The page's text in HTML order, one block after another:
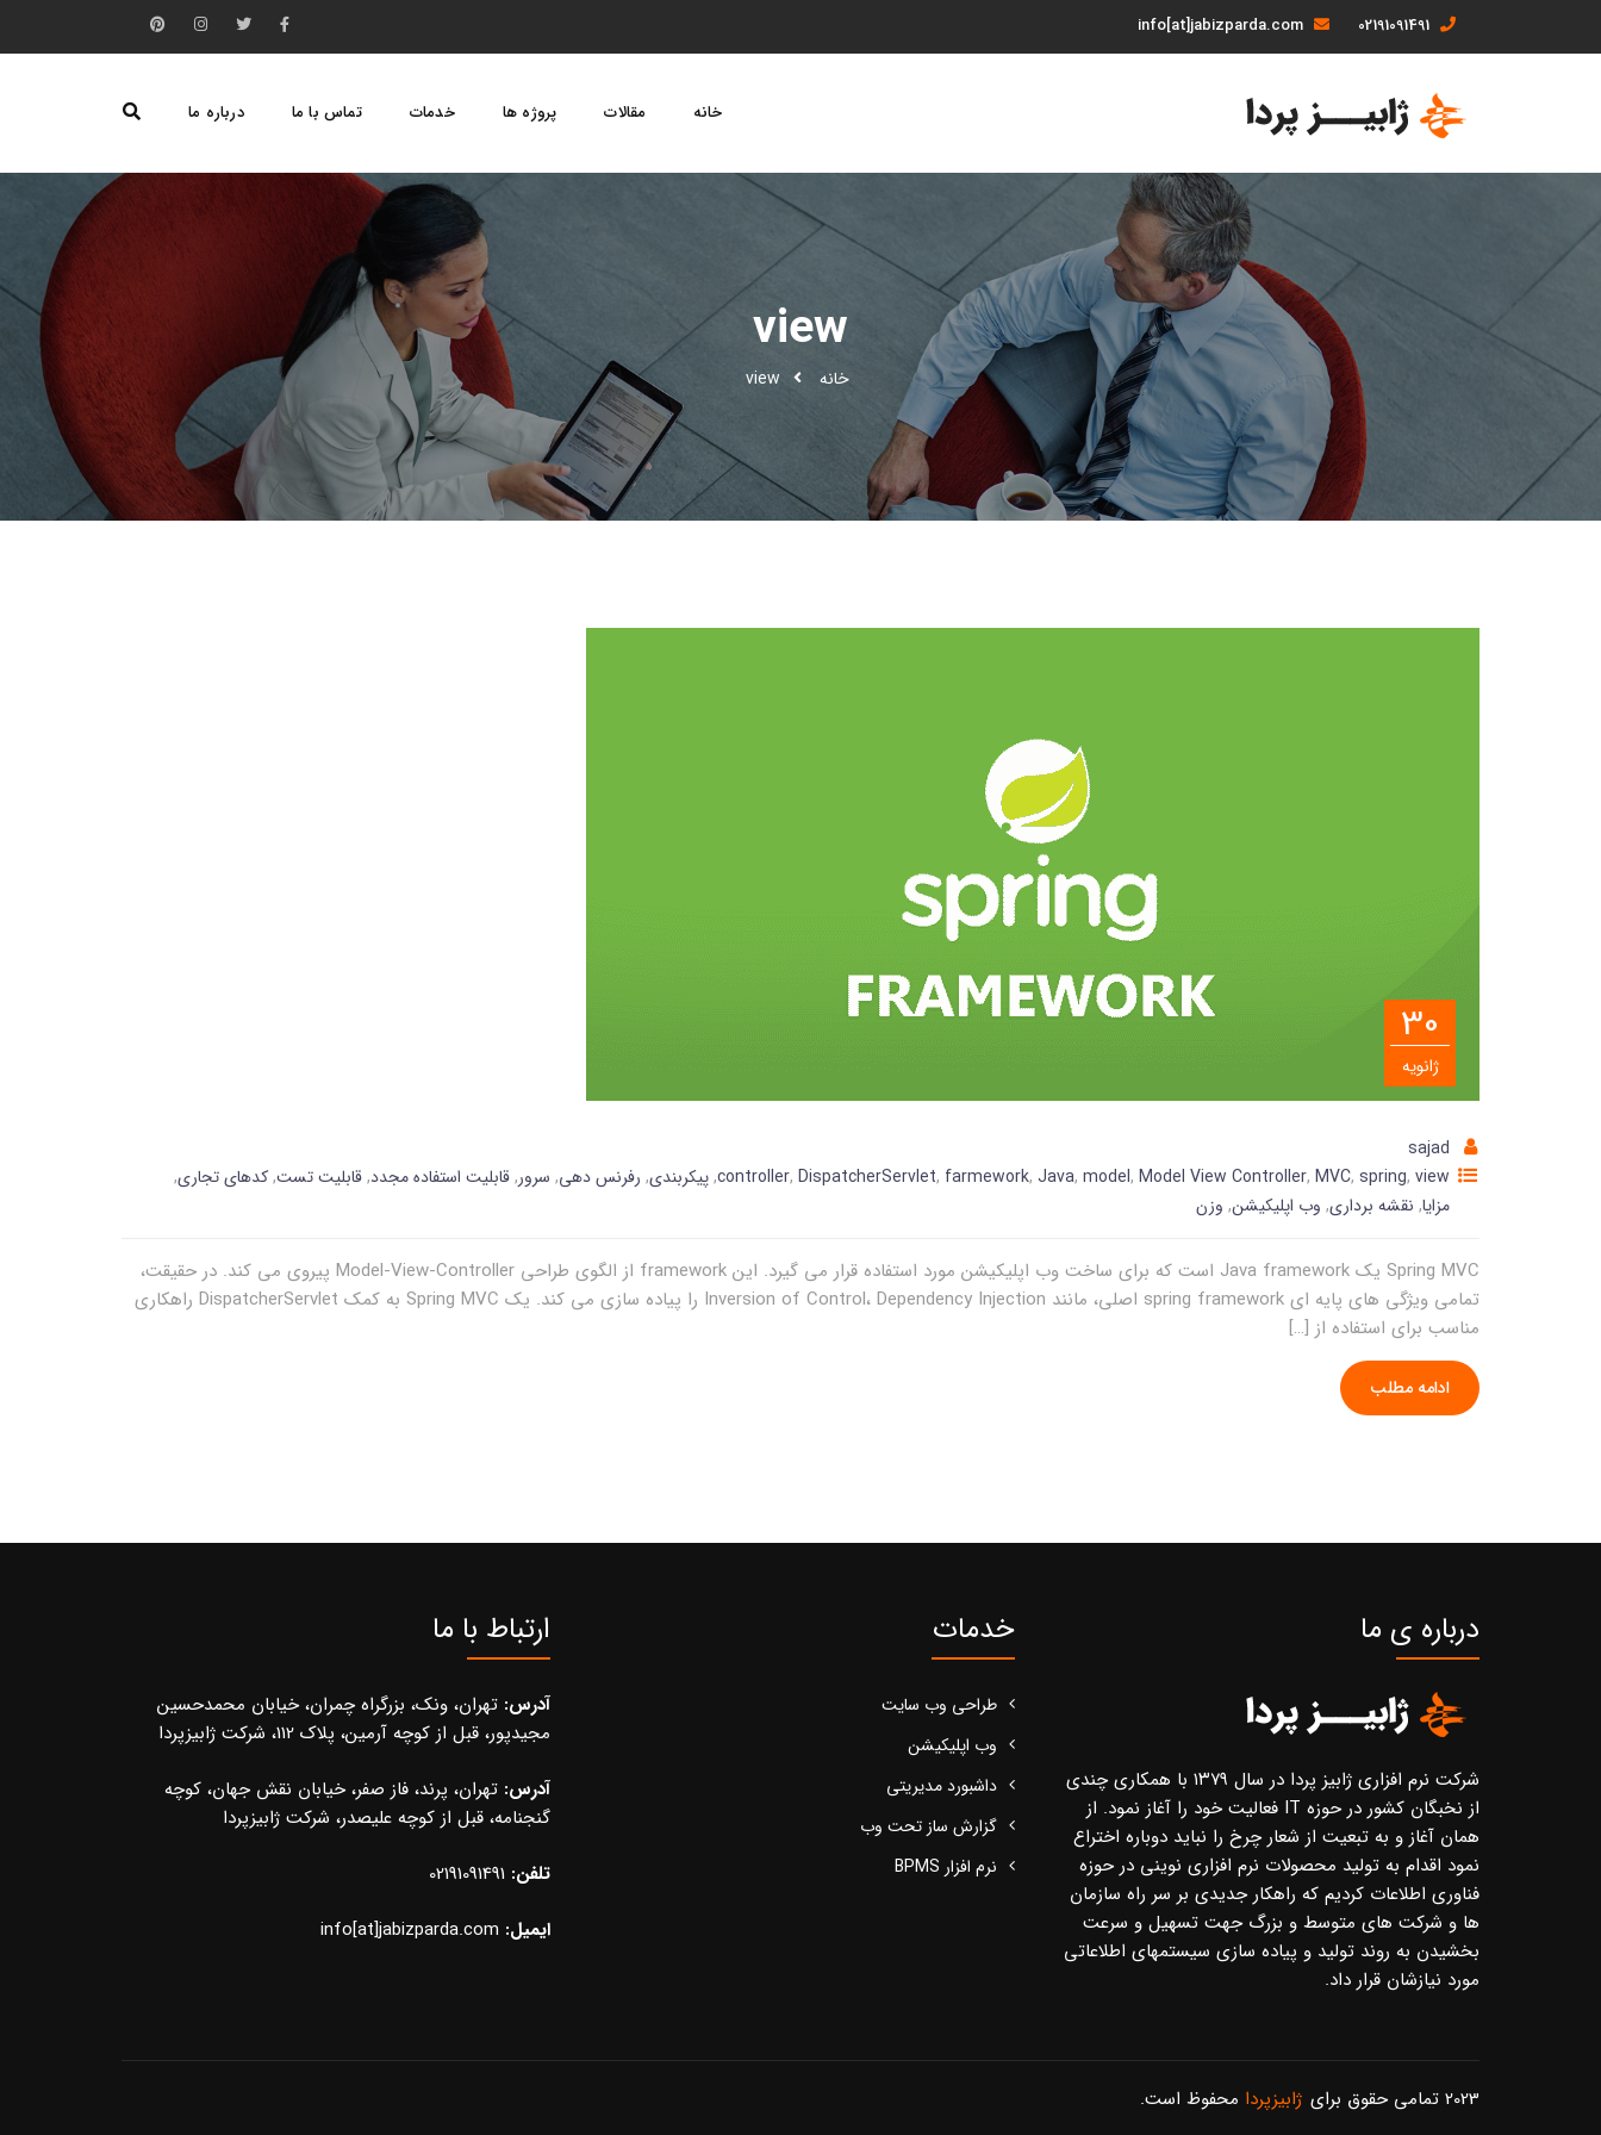
خانه مقالات پروژه ها خدمات تماس با ما درباره ما
view
خانه view
30
ژانویه
sajad
controller, DispatcherServlet, farmework, Java, model, Model View Controller, MVC, spring, view
,پیکربندی, رفرنس دهی, سرور,قابلیت استفاده مجدد,قابلیت تست,کدهای تجاری,
مزایا, نقشه برداری, وب اپلیکیشن, وزن
Spring MVC یک Java framework است که برای ساخت وب اپلیکیشن مورد استفاده قرار می گیرد. این framework از الگوی طراحی Model-View-Controller پیروی می کند. در حقیقت،
تمامی ویژگی های پایه ای spring framework اصلی، مانند Inversion of Control، Dependency Injection را پیاده سازی می کند. یک Spring MVC به کمک DispatcherServlet راهکاری
مناسب برای استفاده از […]
ادامه مطلب
درباره ی ما
شرکت نرم افزاری ژابیز پردا در سال ۱۳۷۹ با همکاری چندی
از نخبگان کشور در حوزه IT فعالیت خود را آغاز نمود. از
همان آغاز و به تبعیت از شعار چرخ را نباید دوباره اختراع
نمود اقدام به تولید محصولات نرم افزاری نوینی در حوزه
فناوری اطلاعات کردیم که راهکار جدیدی بر سر راه سازمان
ها و شرکت های متوسط و بزرگ جهت تسهیل و سرعت
بخشیدن به روند تولید و پیاده سازی سیستمهای اطلاعاتی
مورد نیازشان قرار داد.
خدمات
طراحی وب سایت
وب اپلیکیشن
داشبورد مدیریتی
گزارش ساز تحت وب
نرم افزار BPMS
ارتباط با ما
آدرس: تهران، ونک، بزرگراه چمران، خیابان محمدحسین
مجیدپور، قبل از کوچه آرمین، پلاک 112، شرکت ژابیزپردا
آدرس: تهران، پرند، فاز صفر، خیابان نقش جهان، کوچه
گنجنامه، قبل از کوچه علیصدر، شرکت ژابیزپردا
تلفن: 02191091491
ایمیل: info[at]jabizparda.com
2023 تمامی حقوق برای ژابیزپردا محفوظ است.